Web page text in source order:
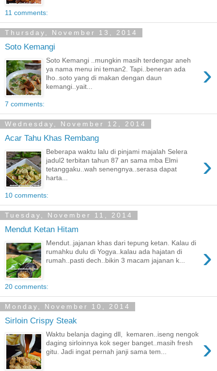
11 comments:
Thursday, November 13, 2014
Soto Kemangi
›
Soto Kemangi ..mungkin masih terdengar aneh
ya nama menu ini teman2. Tapi..beneran ada
lho..soto yang di makan dengan daun
kemangi..yait...
7 comments:
Wednesday, November 12, 2014
Acar Tahu Khas Rembang
›
Beberapa waktu lalu di pinjami majalah Selera
jadul2 terbitan tahun 87 an sama mba Elmi
tetanggaku..wah senengnya..serasa dapat
harta...
10 comments:
Tuesday, November 11, 2014
Mendut Ketan Hitam
›
Mendut..jajanan khas dari tepung ketan. Kalau di
rumahku dulu di Yogya..kalau ada hajatan di
rumah..pasti dech..bikin 3 macam jajanan k...
20 comments:
Monday, November 10, 2014
Sirloin Crispy Steak
›
Waktu belanja daging dll, kemaren..iseng nengok
daging sirloinnya kok seger banget..masih fresh
gitu. Jadi ingat pernah janji sama tem...